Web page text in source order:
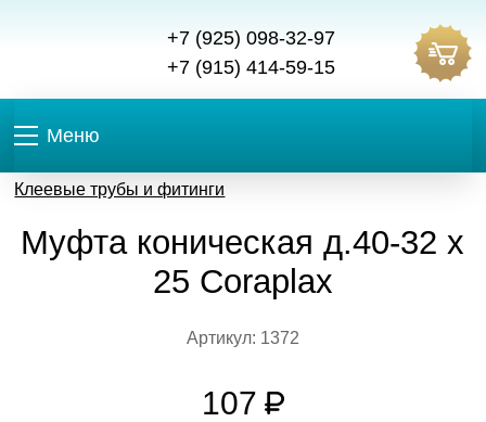
+7 (925) 098-32-97
+7 (915) 414-59-15
Меню
Клеевые трубы и фитинги
Муфта коническая д.40-32 х
25 Coraplax
Артикул: 1372
107